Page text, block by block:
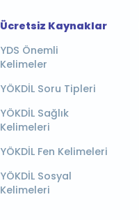
Ücretsiz Kaynaklar
YDS Önemli
Kelimeler
YÖKDİL Soru Tipleri
YÖKDİL Sağlık
Kelimeleri
YÖKDİL Fen Kelimeleri
YÖKDİL Sosyal
Kelimeleri